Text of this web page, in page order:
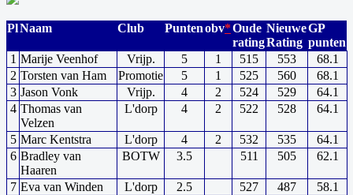
PlNaam Club Puntenobv*Oude
rating
Nieuwe
Rating
GP
punten
1 Marije Veenhof Vrijp. 5 1 515 553
68.1
2 Torsten van Ham Promotie 5 1 525 560
68.1
3 Jason Vonk Vrijp. 4 2 524 529
64.1
4 Thomas van
Velzen
L'dorp 4 2 522 528 64.1
5 Marc Kentstra L'dorp 4 2 532 535
64.1
6 Bradley van
Haaren
BOTW 3.5 511 505 62.1
7 Eva van Winden L'dorp 2.5 527 487
58.1